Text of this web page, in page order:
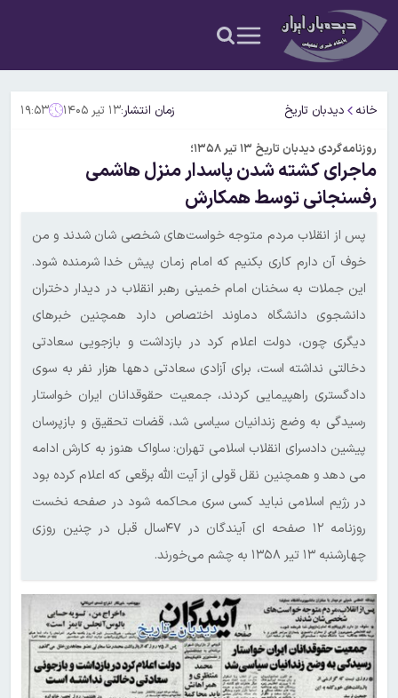
خانه دیدبان تاریخ زمان انتشار:۱۳ تیر ۱۴۰۵ ۱۹:۵۳
روزنامه‌گردی دیدبان تاریخ ۱۳ تیر ۱۳۵۸؛
ماجرای کشته شدن پاسدار منزل هاشمی
رفسنجانی توسط همکارش
پس از انقلاب مردم متوجه خواست‌های شخصی شان شدند و من
خوف آن دارم کاری بکنیم که امام زمان پیش خدا شرمنده شود.
این جملات به سخنان امام خمینی رهبر انقلاب در دیدار دختران
دانشجوی دانشگاه دماوند اختصاص دارد همچنین خبرهای
دیگری چون، دولت اعلام کرد در بازداشت و بازجویی سعادتی
دخالتی نداشته است، برای آزادی سعادتی دهها هزار نفر به سوی
دادگستری راهپیمایی کردند، جمعیت حقوقدانان ایران خواستار
رسیدگی به وضع زندانیان سیاسی شد، قضات تحقیق و بازپرسان
پیشین دادسرای انقلاب اسلامی تهران: ساواک هنوز به کارش ادامه
می دهد و همچنین نقل قولی از آیت الله برقعی که اعلام کرده بود
در رژیم اسلامی نباید کسی سری محاکمه شود در صفحه نخست
روزنامه ۱۲ صفحه ای آیندگان در ۴۷سال قبل در چنین روزی
چهارشنبه ۱۳ تیر ۱۳۵۸ به چشم می‌خورند.